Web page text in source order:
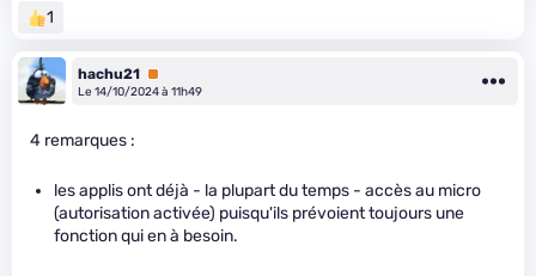
1
hachu21 Premium
Le 14/10/2024 à 11h49
4 remarques :
les applis ont déjà - la plupart du temps - accès au micro
(autorisation activée) puisqu'ils prévoient toujours une
fonction qui en à besoin.